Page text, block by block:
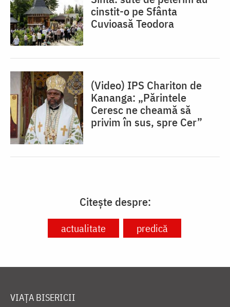
cinstit-o pe Sfânta
Cuvioasă Teodora
(Video) IPS Chariton de
Kananga: „Părintele
Ceresc ne cheamă să
privim în sus, spre Cer”
Citește despre:
actualitate predică
VIAȚA BISERICII